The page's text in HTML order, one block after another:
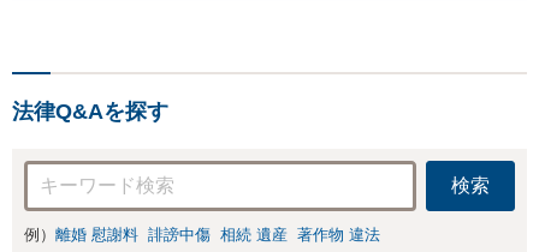
法律Q&Aを探す
検索
例） 離婚 慰謝料 誹謗中傷 相続 遺産 著作物 違法